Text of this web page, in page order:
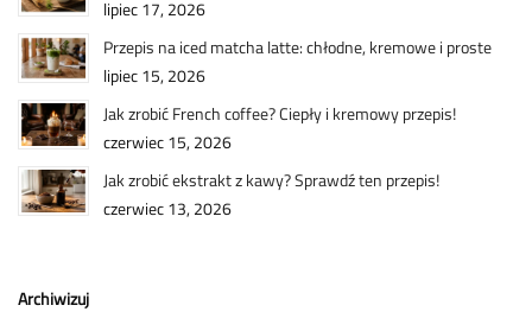
lipiec 17, 2026
Przepis na iced matcha latte: chłodne, kremowe i proste
lipiec 15, 2026
Jak zrobić French coffee? Ciepły i kremowy przepis!
czerwiec 15, 2026
Jak zrobić ekstrakt z kawy? Sprawdź ten przepis!
czerwiec 13, 2026
Archiwizuj